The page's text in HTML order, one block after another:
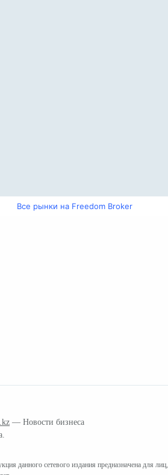
Все рынки на Freedom Broker
— Новости бизнеса
данного сетевого издания предназначена для лиц,